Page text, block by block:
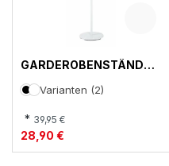
GARDEROBENSTÄNDER
Varianten (2)
* 39,95 €
28,90 €